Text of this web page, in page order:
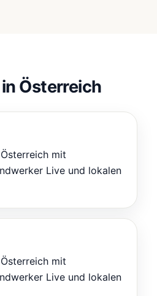
Österreich
mit
Live und lokalen
mit
Live und lokalen